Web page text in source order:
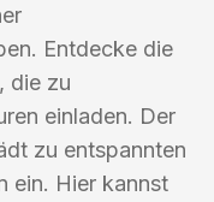
Entdecke die
die zu
einladen. Der
zu entspannten
ein. Hier kannst